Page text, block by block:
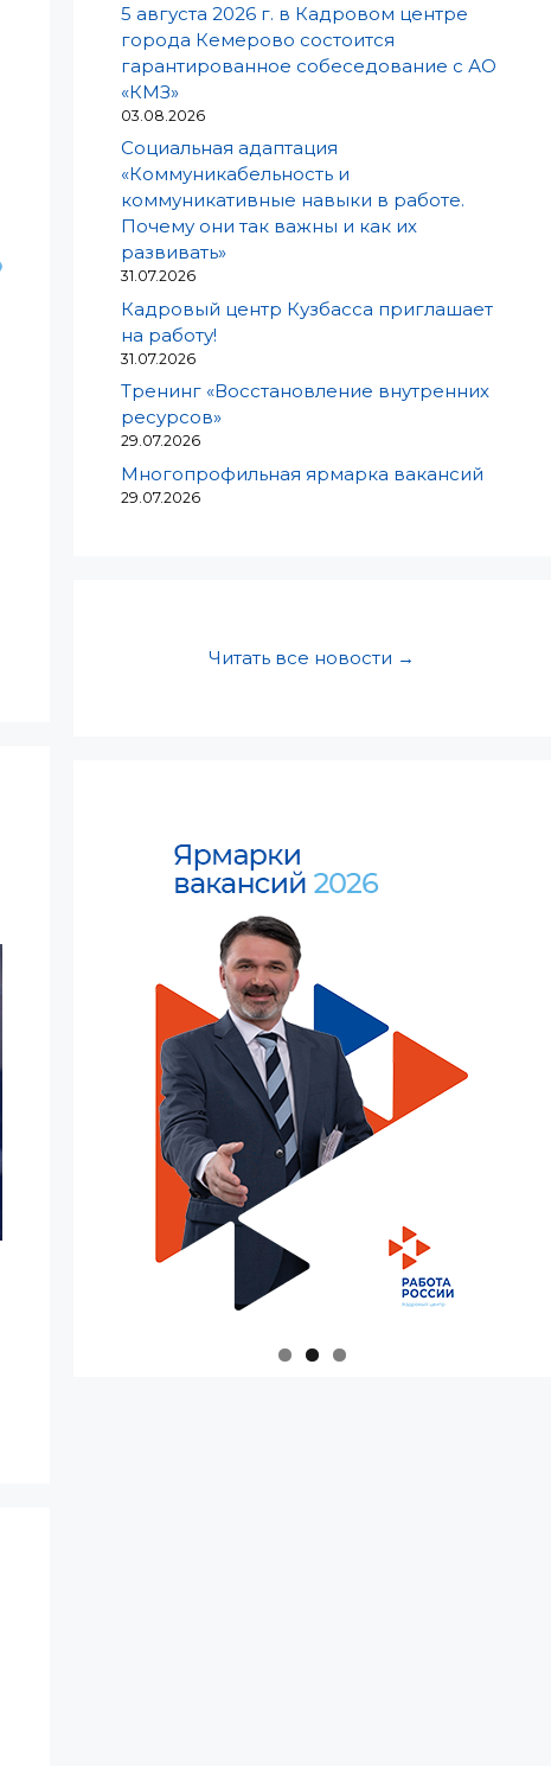
5 августа 2026 г. в Кадровом центре
города Кемерово состоится
гарантированное собеседование с АО
«КМЗ»
03.08.2026
Социальная адаптация
«Коммуникабельность и
коммуникативные навыки в работе.
Почему они так важны и как их
развивать»
31.07.2026
Кадровый центр Кузбасса приглашает
на работу!
31.07.2026
Тренинг «Восстановление внутренних
ресурсов»
29.07.2026
Многопрофильная ярмарка вакансий
29.07.2026
Читать все новости →